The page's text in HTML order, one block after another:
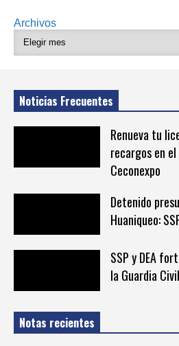
Archivos
Noticias Frecuentes
Renueva tu
recargos en
Ceconexpo
Detenido
Huaniqueo:
SSP y DEA
la Guardia Civil
Notas recientes